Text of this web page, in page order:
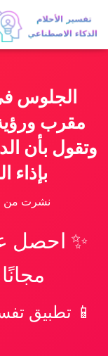
الجلوس
مقرب
وتقول بأن
نشرت من
✨ احصل